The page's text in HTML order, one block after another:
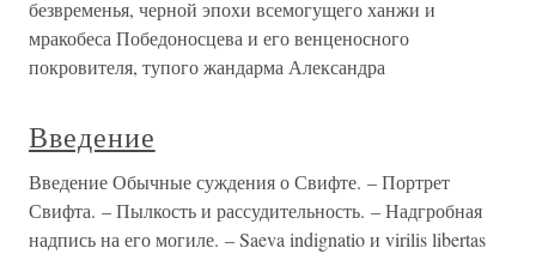
безвременья, черной эпохи всемогущего ханжи и
мракобеса Победоносцева и его венценосного
покровителя, тупого жандарма Александра
Введение
Введение Обычные суждения о Свифте. – Портрет
Свифта. – Пылкость и рассудительность. – Надгробная
надпись на его могиле. – Saeva indignatio и virilis libertas